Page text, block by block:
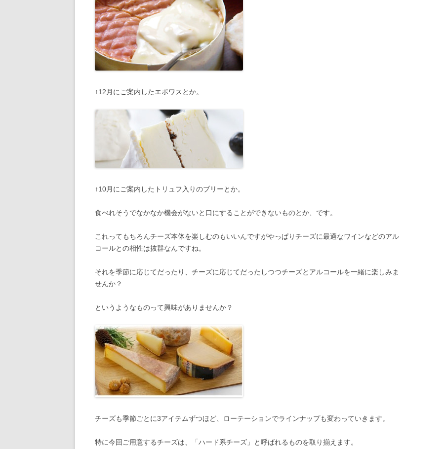
↑12月にご案内したエポワスとか。
↑10月にご案内したトリュフ入りのブリーとか。
食べれそうでなかなか機会がないと口にすることができないものとか、です。
これってもちろんチーズ本体を楽しむのもいいんですがやっぱりチーズに最適なワインなどのアル
コールとの相性は抜群なんですね。
それを季節に応じてだったり、チーズに応じてだったしつつチーズとアルコールを一緒に楽しみま
せんか？
というようなものって興味がありませんか？
チーズも季節ごとに3アイテムずつほど、ローテーションでラインナップも変わっていきます。
特に今回ご用意するチーズは、「ハード系チーズ」と呼ばれるものを取り揃えます。